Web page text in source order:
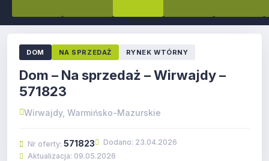
DOM NA SPRZEDAŻ RYNEK WTÓRNY
Dom – Na sprzedaż – Wirwajdy –
571823
Wirwajdy, Warmińsko-Mazurskie
Nr oferty: 571823
Dodano: 23.04.2026
Aktualizacja: 09.05.2026